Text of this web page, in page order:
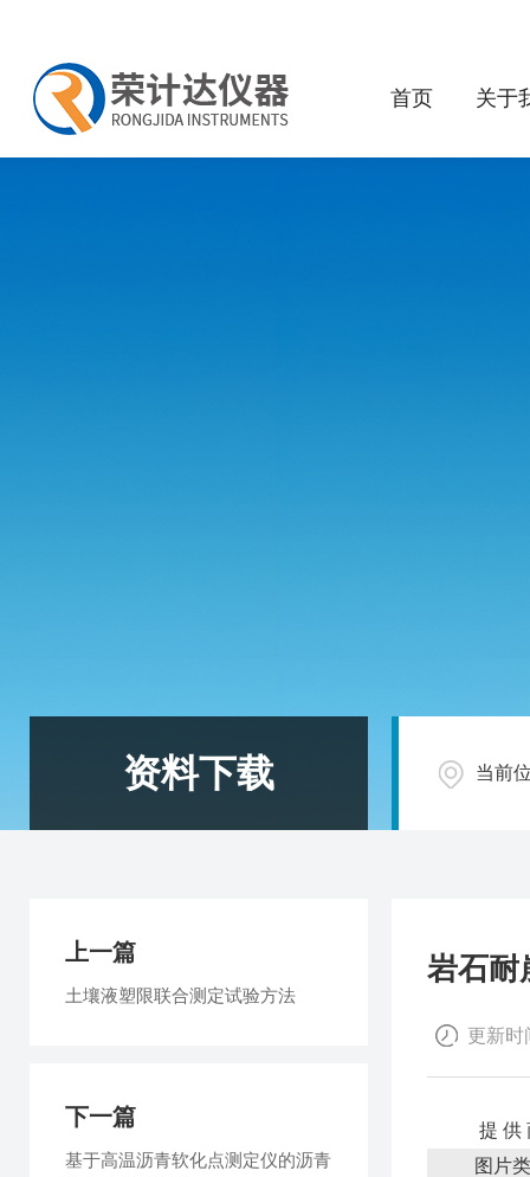
首页 关于
资料下载 当前
岩石耐
更新时
提 供
图片
上一篇
土壤液塑限联合测定试验方法
下一篇
基于高温沥青软化点测定仪的沥青